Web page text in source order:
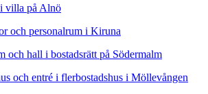
villa på Alnö
och personalrum i Kiruna
och hall i bostadsrätt på Södermalm
och entré i flerbostadshus i Möllevången